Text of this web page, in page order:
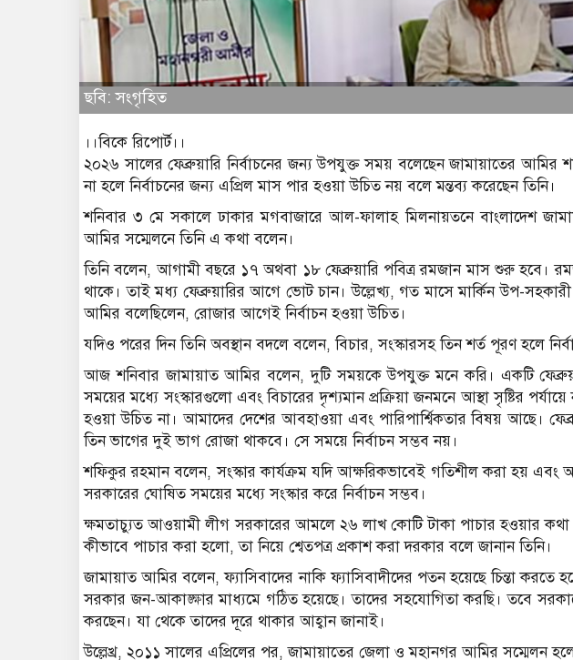
ছবি: সংগৃহিত
।।বিকে রিপোর্ট।।
২০২৬ সালের ফেব্রুয়ারি নির্বাচনের জন্য উপযুক্ত সময় বলেছেন জামায়াতের
না হলে নির্বাচনের জন্য এপ্রিল মাস পার হওয়া উচিত নয় বলে মন্তব্য করেছেন তিনি।
শনিবার ৩ মে সকালে ঢাকার মগবাজারে আল-ফালাহ মিলনায়তনে বাংলাদেশ
আমির সম্মেলনে তিনি এ কথা বলেন।
তিনি বলেন, আগামী বছ‌রে ১৭ অথবা ১৮ ফেব্রুয়ারি পবিত্র রমজান মাস শুরু হ‌বে।
থা‌কে। তাই মধ্য ফেব্রুয়া‌রির আ‌গে ভোট চান। উল্লেখ্য, গত মাসে মার্কিন উপ-সহকারী
আ‌মির ব‌লে‌ছি‌লেন, রোজার আ‌গেই নির্বাচন হওয়া উচিত।
য‌দিও প‌রের দিন তি‌নি অবস্থান বদলে ব‌লেন, বিচার, সংস্কারসহ তিন শর্ত পূরণ হ‌লে
আজ শ‌নিবার জামায়াত আমির বলেন, দুটি সময়কে উপযুক্ত মনে করি। একটি
সময়ের মধ্যে সংস্কারগুলো এবং বিচারের দৃশ্যমান প্রক্রিয়া জনমনে আস্থা সৃষ্টির
হওয়া উচিত না। আমাদের দেশের আবহাওয়া এবং পারিপার্শ্বিকতার বিষয় আছে।
তিন ভাগের দুই ভাগ রোজা থাকবে। সে সময়ে নির্বাচন সম্ভব নয়।
শ‌ফিকুর রহমান ব‌লেন, সংস্কার কার্যক্রম যদি আক্ষরিকভাবেই গতিশীল করা হয় এবং
সরকারের ঘোষিত সময়ের মধ্যে সংস্কার করে নির্বাচন সম্ভব।
ক্ষমতাচ্যুত আওয়ামী লীগ সরকারের আমলে ২৬ লাখ কোটি টাকা পাচার হওয়ার
কীভাবে পাচার করা হলো, তা নিয়ে শ্বেতপত্র প্রকাশ করা দরকার বলে জানান তিনি।
জামায়াত আ‌মির ব‌লেন, ফ্যাসিবাদের না‌কি ফ্যাসিবাদীদের পতন হ‌য়ে‌ছে চিন্তা করতে
সরকার জন-আকাঙ্ক্ষার মাধ্যমে গঠিত হয়েছে। তাদের সহযোগিতা করছি। তবে
করছেন। যা থেকে তাদের দূরে থাকার আহ্বান জানাই।
উল্লেখ্র, ২০১১ সালের এপ্রিলের পর, জামায়া‌তের জেলা ও মহানগর আ‌মির স‌ম্মেলন